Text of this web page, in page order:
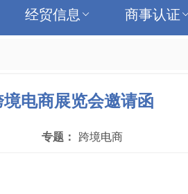
经贸信息 商事认证
电商展览会邀请函
专题： 跨境电商